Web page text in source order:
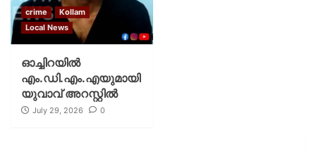
crime
Kollam
Local News
ഓച്ചിറയിൽ
എം.ഡി.എം.എയുമായി
യുവാവ് അറസ്റ്റിൽ
July 29, 2026 0